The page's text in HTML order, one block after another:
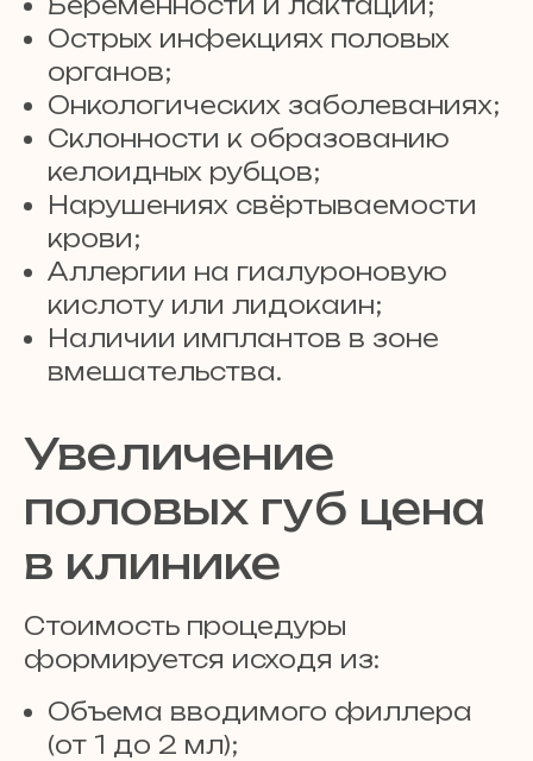
Острых инфекциях половых
органов;
Онкологических заболеваниях;
Склонности к образованию
келоидных рубцов;
Нарушениях свёртываемости
крови;
Аллергии на гиалуроновую
кислоту или лидокаин;
Наличии имплантов в зоне
вмешательства.
Увеличение
половых губ цена
в клинике
Стоимость процедуры
формируется исходя из:
Объема вводимого филлера
(от 1 до 2 мл);